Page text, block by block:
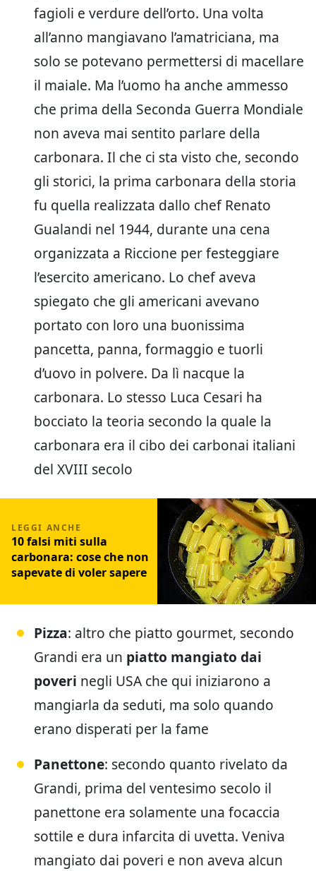
fagioli e verdure dell’orto. Una volta
all’anno mangiavano l’amatriciana, ma
solo se potevano permettersi di macellare
il maiale. Ma l’uomo ha anche ammesso
che prima della Seconda Guerra Mondiale
non aveva mai sentito parlare della
carbonara. Il che ci sta visto che, secondo
gli storici, la prima carbonara della storia
fu quella realizzata dallo chef Renato
Gualandi nel 1944, durante una cena
organizzata a Riccione per festeggiare
l’esercito americano. Lo chef aveva
spiegato che gli americani avevano
portato con loro una buonissima
pancetta, panna, formaggio e tuorli
d’uovo in polvere. Da lì nacque la
carbonara. Lo stesso Luca Cesari ha
bocciato la teoria secondo la quale la
carbonara era il cibo dei carbonai italiani
del XVIII secolo
10 falsi miti sulla
carbonara: cose che non
sapevate di voler sapere
Pizza: altro che piatto gourmet, secondo
Grandi era un piatto mangiato dai
poveri negli USA che qui iniziarono a
mangiarla da seduti, ma solo quando
erano disperati per la fame
Panettone: secondo quanto rivelato da
Grandi, prima del ventesimo secolo il
panettone era solamente una focaccia
sottile e dura infarcita di uvetta. Veniva
mangiato dai poveri e non aveva alcun